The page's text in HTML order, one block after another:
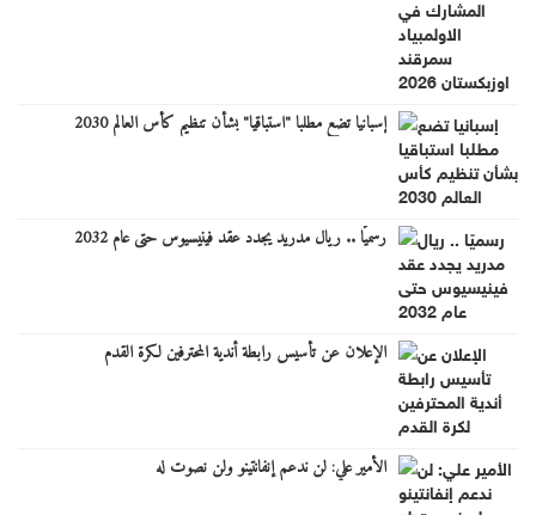
إسبانيا تضع مطلبا "استباقيا" بشأن تنظيم كأس العالم 2030
رسميًا .. ريال مدريد يجدد عقد فينيسيوس حتى عام 2032
الإعلان عن تأسيس رابطة أندية المحترفين لكرة القدم
الأمير علي: لن ندعم إنفانتينو ولن نصوت له